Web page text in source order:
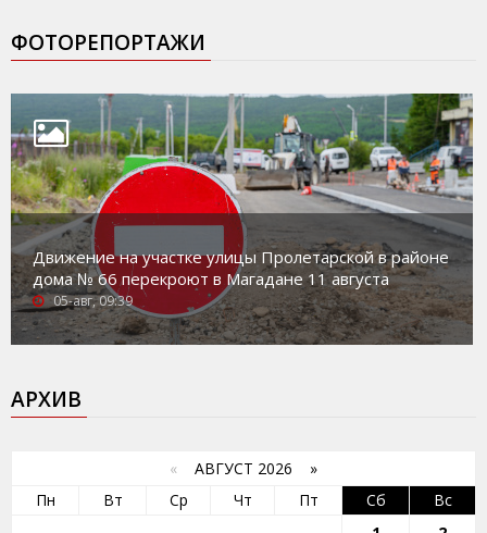
ФОТОРЕПОРТАЖИ
Движение на участке улицы Пролетарской в районе
дома № 66 перекроют в Магадане 11 августа
05-авг, 09:39
АРХИВ
« АВГУСТ 2026 »
Пн
Вт Ср Чт Пт Сб
Вс